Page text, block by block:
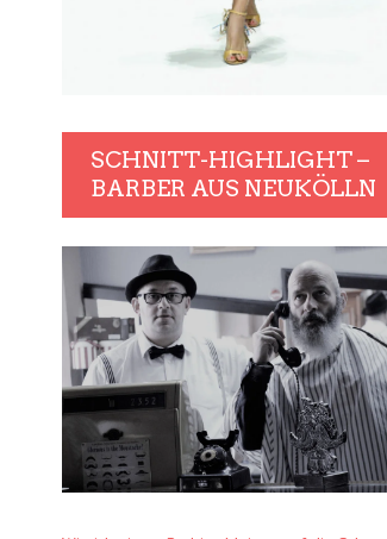
SCHNITT-HIGHLIGHT –
BARBER AUS NEUKÖLLN